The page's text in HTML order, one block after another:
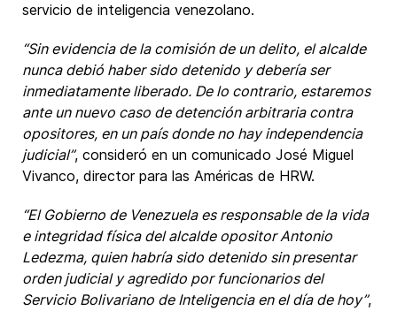
servicio de inteligencia venezolano.
“Sin evidencia de la comisión de un delito, el alcalde
nunca debió haber sido detenido y debería ser
inmediatamente liberado. De lo contrario, estaremos
ante un nuevo caso de detención arbitraria contra
opositores, en un país donde no hay independencia
judicial”, consideró en un comunicado José Miguel
Vivanco, director para las Américas de HRW.
“El Gobierno de Venezuela es responsable de la vida
e integridad física del alcalde opositor Antonio
Ledezma, quien habría sido detenido sin presentar
orden judicial y agredido por funcionarios del
Servicio Bolivariano de Inteligencia en el día de hoy”,